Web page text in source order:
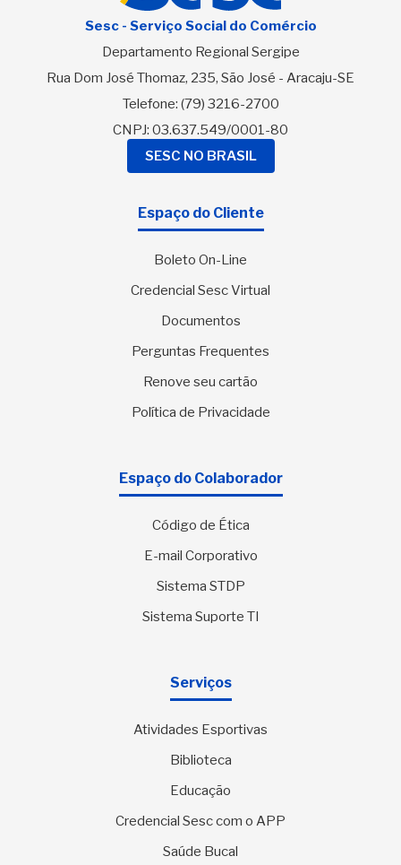
Sesc - Serviço Social do Comércio
Departamento Regional Sergipe
Rua Dom José Thomaz, 235, São José - Aracaju-SE
Telefone: (79) 3216-2700
CNPJ: 03.637.549/0001-80
SESC NO BRASIL
Espaço do Cliente
Boleto On-Line
Credencial Sesc Virtual
Documentos
Perguntas Frequentes
Renove seu cartão
Política de Privacidade
Espaço do Colaborador
Código de Ética
E-mail Corporativo
Sistema STDP
Sistema Suporte TI
Serviços
Atividades Esportivas
Biblioteca
Educação
Credencial Sesc com o APP
Saúde Bucal